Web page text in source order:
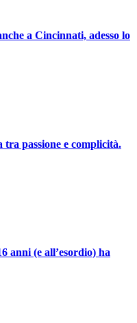
a Cincinnati, adesso lo
tra passione e complicità.
anni (e all’esordio) ha